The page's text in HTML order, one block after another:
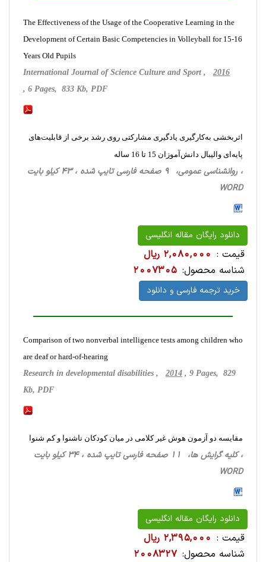
The Effectiveness of the Usage of the Cooperative Learning in the
Development of Certain Basic Competencies in Volleyball for 15-16
Years Old Pupils
International Journal of Science Culture and Sport , 2016
, 6 Pages, 833 Kb, PDF
اثربخشی به‌کارگیری یادگیری مشارکتی روی رشد برخی از قابلیت‌های
پایه‌ای والیبال دانش‌آموزان 15 تا 16 ساله
، روانشناسی‌ عمومی، 9 صفحه فارسی تایپ شده ، 43 کیلو بایت
WORD
دانلود رایگان مقاله انگلیسی
قیمت : 2,080,000 ریال
شناسه محصول: 2007305
خرید ترجمه فارسی و دانلود
Comparison of two nonverbal intelligence tests among children who
are deaf or hard-of-hearing
Research in developmental disabilities , 2014 , 9 Pages, 829
Kb, PDF
مقایسه دو آزمون هوش غیر کلامی در میان کودکان ناشنوا و کم شنوا
، کلیه گرایش ها، 11 صفحه فارسی تایپ شده ، 34 کیلو بایت
WORD
دانلود رایگان مقاله انگلیسی
قیمت : 2,395,000 ریال
شناسه محصول: 2008327